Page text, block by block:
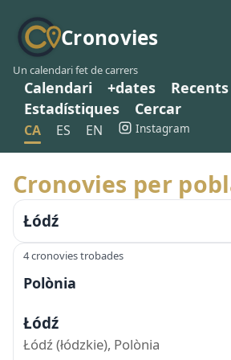
Cronovies
Un calendari fet de carrers
Calendari +dates Recents
Estadístiques
Cercar
CA ES EN Instagram
Cronovies per
Łódź
4 cronovies trobades
Polònia
Łódź
Łódź (łódzkie), Polònia